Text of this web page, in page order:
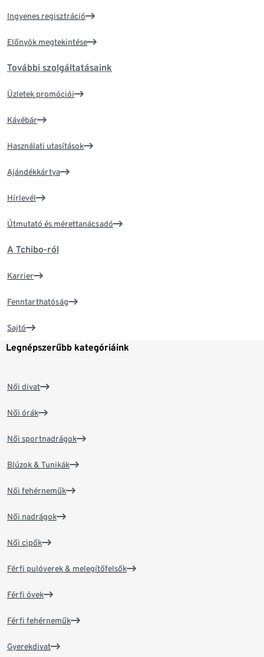
Ingyenes regisztráció
Előnyök megtekintése
További szolgáltatásaink
Üzletek promóciói
Kávébár
Használati utasítások
Ajándékkártya
Hírlevél
Útmutató és mérettanácsadó
A Tchibo-ról
Karrier
Fenntarthatóság
Sajtó
Legnépszerűbb kategóriáink
Női divat
Női órák
Női sportnadrágok
Blúzok & Tunikák
Női fehérneműk
Női nadrágok
Női cipők
Férfi pulóverek & melegítőfelsők
Férfi övek
Férfi fehérneműk
Gyerekdivat